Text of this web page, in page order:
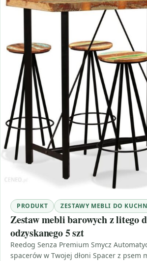
PRODUKT ZESTAWY MEBLI DO
Zestaw mebli barowych z litego
odzyskanego 5 szt
Reedog Senza Premium Smycz
spacerów w Twojej dłoni Spacer z psem